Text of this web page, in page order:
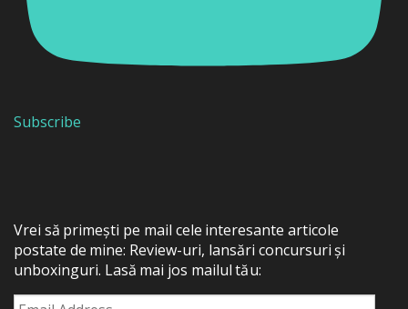
Subscribe
Vrei să primești pe mail cele interesante articole
postate de mine: Review-uri, lansări concursuri și
unboxinguri. Lasă mai jos mailul tău:
Email